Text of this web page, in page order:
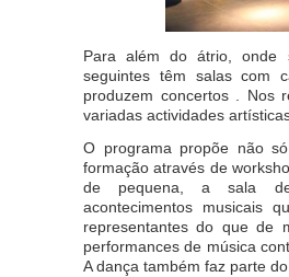
Para além do átrio, onde
seguintes têm salas com
produzem concertos . Nos
variadas actividades
O programa propõe não
formação através de
de pequena, a sala de
acontecimentos musicais
representantes do que de
performances de música
A dança também faz parte